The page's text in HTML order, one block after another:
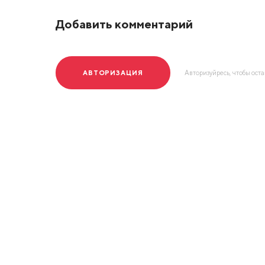
Добавить комментарий
АВТОРИЗАЦИЯ Авторизуйресь, чтобы